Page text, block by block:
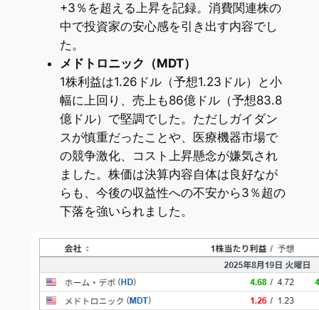
+3％を超える上昇を記録。消費関連株の
中で投資家の安心感を引き出す内容でし
た。
メドトロニック（MDT）
1株利益は1.26ドル（予想1.23ドル）と小
幅に上回り、売上も86億ドル（予想83.8
億ドル）で堅調でした。ただしガイダン
スが慎重だったことや、医療機器市場で
の競争激化、コスト上昇懸念が嫌気され
ました。株価は決算内容自体は良好なが
らも、今後の収益性への不安から3％超の
下落を強いられました。